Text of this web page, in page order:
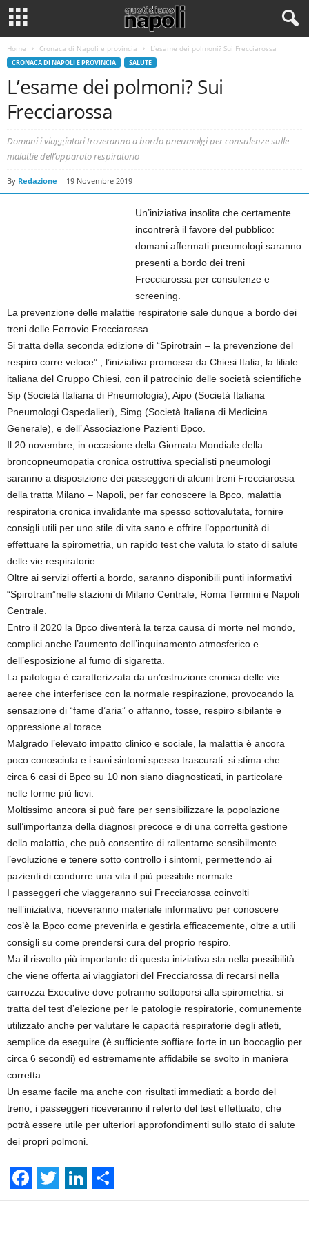
Home Cronaca di Napoli e provincia L’esame dei polmoni? Sui Frecciarossa
CRONACA DI NAPOLI E PROVINCIA SALUTE
L’esame dei polmoni? Sui
Frecciarossa
Domani i viaggiatori troveranno a bordo pneumolgi per consulenze sulle
malattie dell’apparato respiratorio
By Redazione - 19 Novembre 2019
Un’iniziativa insolita che certamente
incontrerà il favore del pubblico:
domani affermati pneumologi saranno
presenti a bordo dei treni
Frecciarossa per consulenze e
screening.
La prevenzione delle malattie respiratorie sale dunque a bordo dei
treni delle Ferrovie Frecciarossa.
Si tratta della seconda edizione di “Spirotrain – la prevenzione del
respiro corre veloce” , l’iniziativa promossa da Chiesi Italia, la filiale
italiana del Gruppo Chiesi, con il patrocinio delle società scientifiche
Sip (Società Italiana di Pneumologia), Aipo (Società Italiana
Pneumologi Ospedalieri), Simg (Società Italiana di Medicina
Generale), e dell’ Associazione Pazienti Bpco.
Il 20 novembre, in occasione della Giornata Mondiale della
broncopneumopatia cronica ostruttiva specialisti pneumologi
saranno a disposizione dei passeggeri di alcuni treni Frecciarossa
della tratta Milano – Napoli, per far conoscere la Bpco, malattia
respiratoria cronica invalidante ma spesso sottovalutata, fornire
consigli utili per uno stile di vita sano e offrire l’opportunità di
effettuare la spirometria, un rapido test che valuta lo stato di salute
delle vie respiratorie.
Oltre ai servizi offerti a bordo, saranno disponibili punti informativi
“Spirotrain”nelle stazioni di Milano Centrale, Roma Termini e Napoli
Centrale.
Entro il 2020 la Bpco diventerà la terza causa di morte nel mondo,
complici anche l’aumento dell’inquinamento atmosferico e
dell’esposizione al fumo di sigaretta.
La patologia è caratterizzata da un’ostruzione cronica delle vie
aeree che interferisce con la normale respirazione, provocando la
sensazione di “fame d’aria” o affanno, tosse, respiro sibilante e
oppressione al torace.
Malgrado l’elevato impatto clinico e sociale, la malattia è ancora
poco conosciuta e i suoi sintomi spesso trascurati: si stima che
circa 6 casi di Bpco su 10 non siano diagnosticati, in particolare
nelle forme più lievi.
Moltissimo ancora si può fare per sensibilizzare la popolazione
sull’importanza della diagnosi precoce e di una corretta gestione
della malattia, che può consentire di rallentarne sensibilmente
l’evoluzione e tenere sotto controllo i sintomi, permettendo ai
pazienti di condurre una vita il più possibile normale.
I passeggeri che viaggeranno sui Frecciarossa coinvolti
nell’iniziativa, riceveranno materiale informativo per conoscere
cos’è la Bpco come prevenirla e gestirla efficacemente, oltre a utili
consigli su come prendersi cura del proprio respiro.
Ma il risvolto più importante di questa iniziativa sta nella possibilità
che viene offerta ai viaggiatori del Frecciarossa di recarsi nella
carrozza Executive dove potranno sottoporsi alla spirometria: si
tratta del test d’elezione per le patologie respiratorie, comunemente
utilizzato anche per valutare le capacità respiratorie degli atleti,
semplice da eseguire (è sufficiente soffiare forte in un boccaglio per
circa 6 secondi) ed estremamente affidabile se svolto in maniera
corretta.
Un esame facile ma anche con risultati immediati: a bordo del
treno, i passeggeri riceveranno il referto del test effettuato, che
potrà essere utile per ulteriori approfondimenti sullo stato di salute
dei propri polmoni.
F T L
S